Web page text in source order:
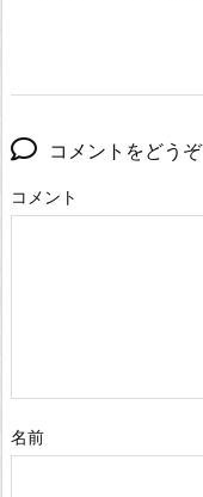
コメントをどうぞ
コメント
名前